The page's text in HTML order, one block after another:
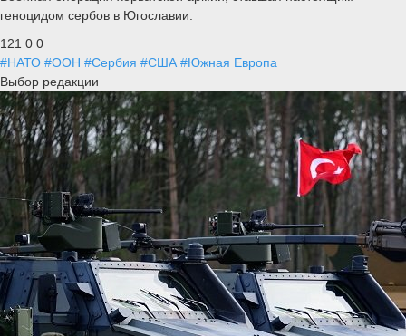
геноцидом сербов в Югославии.
121 0 0
#НАТО #ООН #Сербия #США #Южная Европа
Выбор редакции